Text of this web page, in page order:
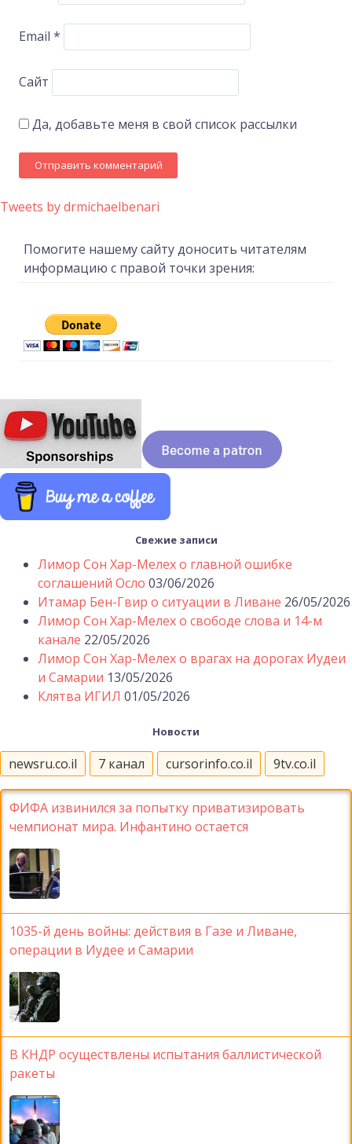
Email *
Сайт
Да, добавьте меня в свой список рассылки
Tweets by drmichaelbenari
Помогите нашему сайту доносить читателям
информацию с правой точки зрения:
Свежие записи
Лимор Сон Хар-Мелех о главной ошибке
соглашений Осло 03/06/2026
Итамар Бен-Гвир о ситуации в Ливане 26/05/2026
Лимор Сон Хар-Мелех о свободе слова и 14-м
канале 22/05/2026
Лимор Сон Хар-Мелех о врагах на дорогах Иудеи
и Самарии 13/05/2026
Клятва ИГИЛ 01/05/2026
Новости
newsru.co.il 7 канал cursorinfo.co.il 9tv.co.il
ФИФА извинился за попытку приватизировать
чемпионат мира. Инфантино остается
1035-й день войны: действия в Газе и Ливане,
операции в Иудее и Самарии
В КНДР осуществлены испытания баллистической
ракеты